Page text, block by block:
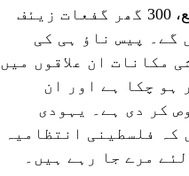
بستیاں طلمون، 260 یہودی بستیاں مودیعین عیلیٹ، 24 مکانات کریات اربع، 300 گھر گفعات زیئف
گے۔ پیس ناؤ ہی کی
مکانات ان علاقوں میں
ہو چکا ہے اور ان
کر دی ہے۔ یہودی
کہ فلسطینی انتظامیہ
مرے جا رہے ہیں۔